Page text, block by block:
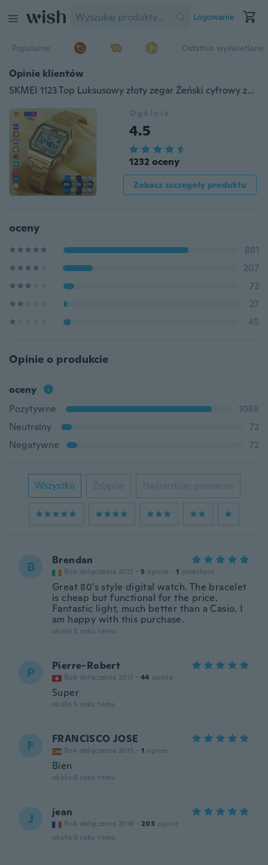
Logowanie
Popularne Ostatnio wyświetlane
Opinie klientów
SKMEI 1123 Top Luksusowy złoty zegar Żeński cyfrowy zegarek sportowy LED Męski zegarek wojskowy z pełną stalową wodoodpornością
Ogólnie
4.5
1232 oceny
Zobacz szczegóły produktu
oceny
881
207
72
27
45
Opinie o produkcie
oceny
Pozytywne
1088
Neutralny
72
Negatywne
72
Wszystko Zdjęcie Najbardziej pomocne
B Brendan
Rok dołączenia 2021 · 5 opinie · 1 przesłane
Great 80's style digital watch. The bracelet
is cheap but functional for the price.
Fantastic light, much better than a Casio. I
am happy with this purchase.
około 5 roku temu
P Pierre-Robert
Rok dołączenia 2017 · 44 opinie
Super
około 5 roku temu
F FRANCISCO JOSE
Rok dołączenia 2015 · 1 opinie
Bien
około 6 roku temu
J jean
Rok dołączenia 2016 · 203 opinie
około 6 roku temu